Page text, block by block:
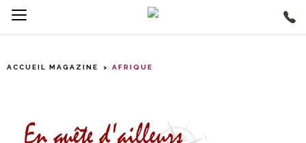
ACCUEIL MAGAZINE AFRIQUE